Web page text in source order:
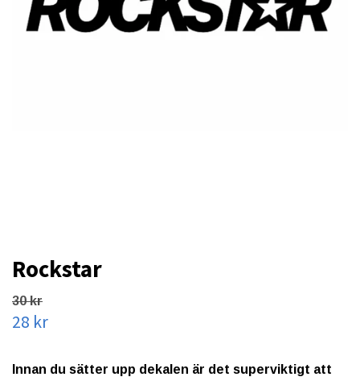
Rockstar
30 kr
28 kr
Innan du sätter upp dekalen är det superviktigt att